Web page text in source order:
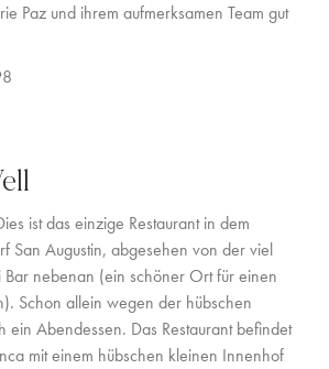
Paz und ihrem aufmerksamen Team gut
ist das einzige Restaurant in dem
San Augustin, abgesehen von der viel
Bar nebenan (ein schöner Ort für einen
Schon allein wegen der hübschen
ein Abendessen. Das Restaurant befindet
mit einem hübschen kleinen Innenhof